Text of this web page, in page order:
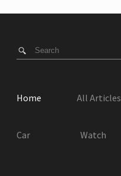
Home All Articles
Car Watch